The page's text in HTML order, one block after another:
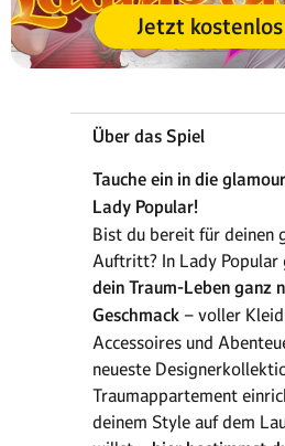
Jetzt
Über das Spiel
Tauche ein in die
Lady Popular!
Bist du bereit für deinen
Auftritt? In Lady Popular
dein Traum-Leben ganz
Geschmack – voller
Accessoires und
neueste
Traumappartement
deinem Style auf dem